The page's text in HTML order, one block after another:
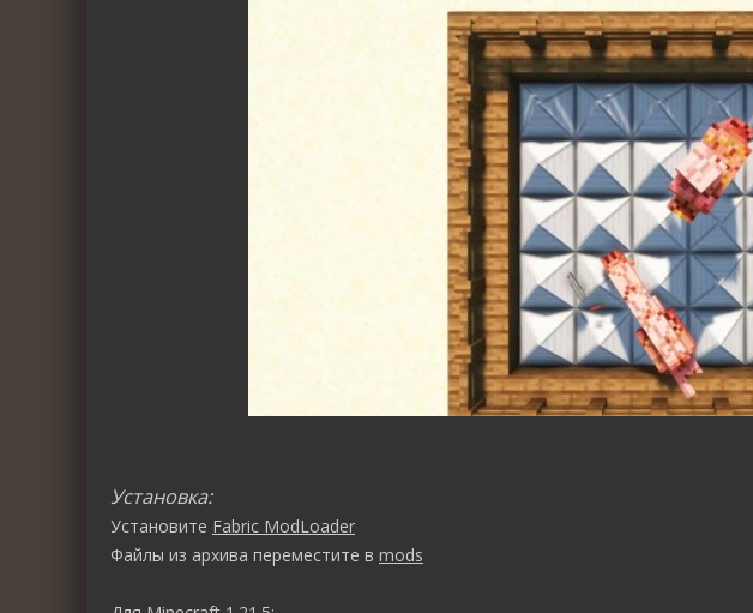
Установка:
Установите Fabric ModLoader
Файлы из архива переместите в mods